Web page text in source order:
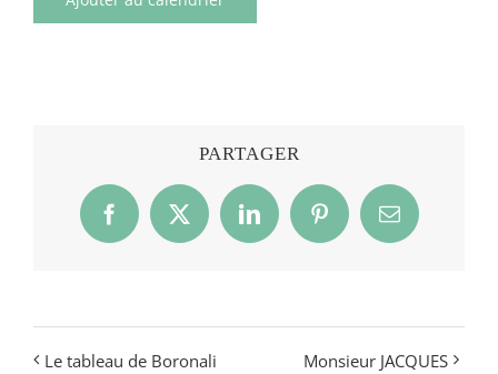
PARTAGER
Facebook
X LinkedInPinterestEmail
Le tableau de Boronali Monsieur JACQUES